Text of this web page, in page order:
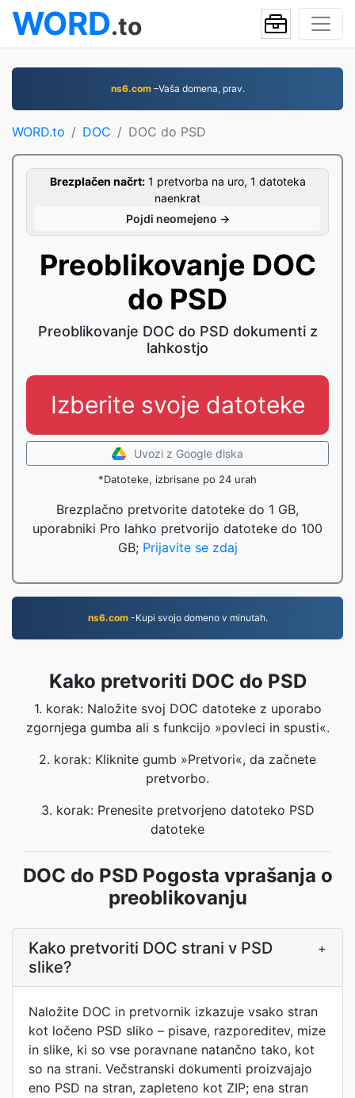
WORD.to
ns6.com–Vaša domena, prav.
WORD.to DOC DOC do PSD
Brezplačen načrt:1 pretvorba na uro, 1 datoteka
naenkrat
Pojdi neomejeno →
Preoblikovanje DOC
do PSD
Preoblikovanje DOC do PSD dokumenti z
lahkostjo
Izberite svoje datoteke
Uvozi z Google diska
*Datoteke, izbrisane po 24 urah
Brezplačno pretvorite datoteke do 1 GB,
uporabniki Pro lahko pretvorijo datoteke do 100
GB; Prijavite se zdaj
ns6.com-Kupi svojo domeno v minutah.
Kako pretvoriti DOC do PSD
1. korak: Naložite svoj DOC datoteke z uporabo
zgornjega gumba ali s funkcijo »povleci in spusti«.
2. korak: Kliknite gumb »Pretvori«, da začnete
pretvorbo.
3. korak: Prenesite pretvorjeno datoteko PSD
datoteke
DOC do PSD Pogosta vprašanja o
preoblikovanju
Kako pretvoriti DOC strani v PSD
slike?
+
Naložite DOC in pretvornik izkazuje vsako stran
kot ločeno PSD sliko – pisave, razporeditev, mize
in slike, ki so vse poravnane natančno tako, kot
so na strani. Večstranski dokumenti proizvajajo
eno PSD na stran, zapleteno kot ZIP; ena stran